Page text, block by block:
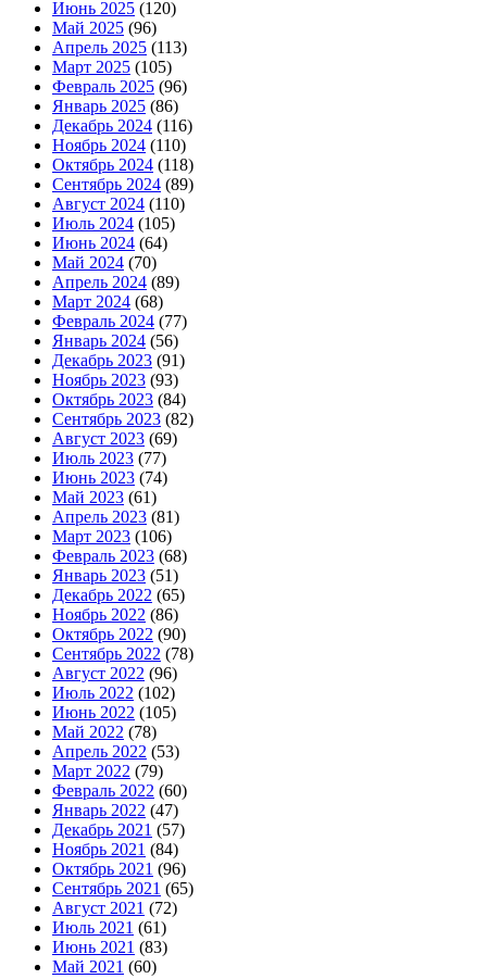
Июнь 2025 (120)
Май 2025 (96)
Апрель 2025 (113)
Март 2025 (105)
Февраль 2025 (96)
Январь 2025 (86)
Декабрь 2024 (116)
Ноябрь 2024 (110)
Октябрь 2024 (118)
Сентябрь 2024 (89)
Август 2024 (110)
Июль 2024 (105)
Июнь 2024 (64)
Май 2024 (70)
Апрель 2024 (89)
Март 2024 (68)
Февраль 2024 (77)
Январь 2024 (56)
Декабрь 2023 (91)
Ноябрь 2023 (93)
Октябрь 2023 (84)
Сентябрь 2023 (82)
Август 2023 (69)
Июль 2023 (77)
Июнь 2023 (74)
Май 2023 (61)
Апрель 2023 (81)
Март 2023 (106)
Февраль 2023 (68)
Январь 2023 (51)
Декабрь 2022 (65)
Ноябрь 2022 (86)
Октябрь 2022 (90)
Сентябрь 2022 (78)
Август 2022 (96)
Июль 2022 (102)
Июнь 2022 (105)
Май 2022 (78)
Апрель 2022 (53)
Март 2022 (79)
Февраль 2022 (60)
Январь 2022 (47)
Декабрь 2021 (57)
Ноябрь 2021 (84)
Октябрь 2021 (96)
Сентябрь 2021 (65)
Август 2021 (72)
Июль 2021 (61)
Июнь 2021 (83)
Май 2021 (60)